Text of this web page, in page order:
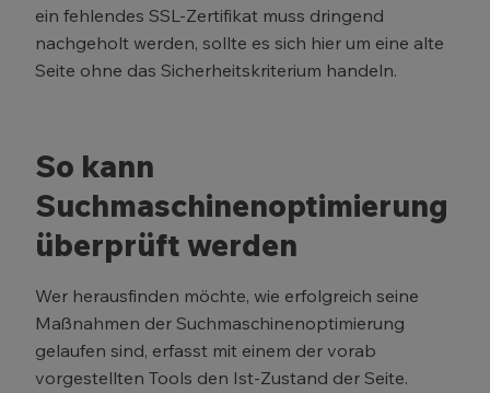
ein fehlendes SSL-Zertifikat muss dringend
nachgeholt werden, sollte es sich hier um eine alte
Seite ohne das Sicherheitskriterium handeln.
So kann
Suchmaschinenoptimierung
überprüft werden
Wer herausfinden möchte, wie erfolgreich seine
Maßnahmen der Suchmaschinenoptimierung
gelaufen sind, erfasst mit einem der vorab
vorgestellten Tools den Ist-Zustand der Seite.